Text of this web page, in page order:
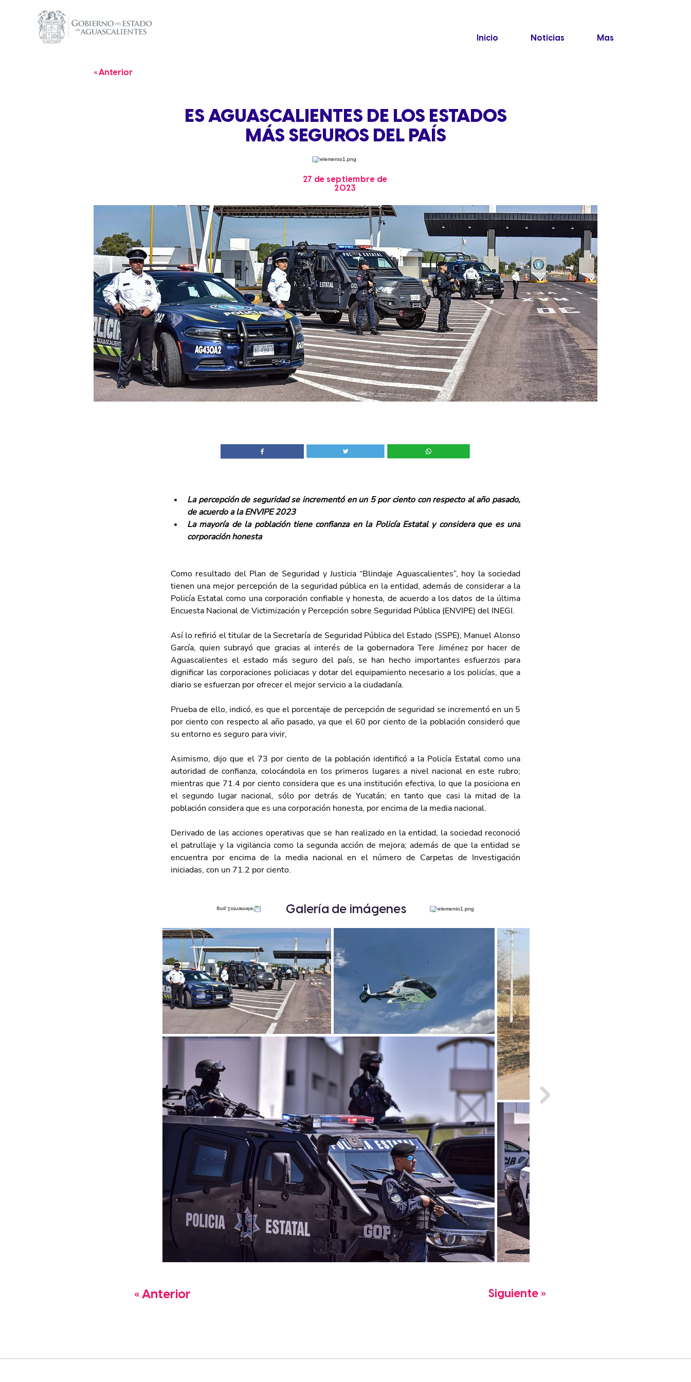
Inicio Noticias Mas
« Anterior
ES AGUASCALIENTES DE LOS ESTADOS
MÁS SEGUROS DEL PAÍS
27 de septiembre de
2023
La percepción de seguridad se incrementó en un 5 por ciento con respecto al año pasado,
de acuerdo a la ENVIPE 2023
La mayoría de la población tiene confianza en la Policía Estatal y considera que es una
corporación honesta
Como resultado del Plan de Seguridad y Justicia “Blindaje Aguascalientes”, hoy la sociedad
tienen una mejor percepción de la seguridad pública en la entidad, además de considerar a la
Policía Estatal como una corporación confiable y honesta, de acuerdo a los datos de la última
Encuesta Nacional de Victimización y Percepción sobre Seguridad Pública (ENVIPE) del INEGI.
Así lo refirió el titular de la Secretaría de Seguridad Pública del Estado (SSPE), Manuel Alonso
García, quien subrayó que gracias al interés de la gobernadora Tere Jiménez por hacer de
Aguascalientes el estado más seguro del país, se han hecho importantes esfuerzos para
dignificar las corporaciones policiacas y dotar del equipamiento necesario a los policías, que a
diario se esfuerzan por ofrecer el mejor servicio a la ciudadanía.
Prueba de ello, indicó, es que el porcentaje de percepción de seguridad se incrementó en un 5
por ciento con respecto al año pasado, ya que el 60 por ciento de la población consideró que
su entorno es seguro para vivir,
Asimismo, dijo que el 73 por ciento de la población identificó a la Policía Estatal como una
autoridad de confianza, colocándola en los primeros lugares a nivel nacional en este rubro;
mientras que 71.4 por ciento considera que es una institución efectiva, lo que la posiciona en
el segundo lugar nacional, sólo por detrás de Yucatán; en tanto que casi la mitad de la
población considera que es una corporación honesta, por encima de la media nacional.
Derivado de las acciones operativas que se han realizado en la entidad, la sociedad reconoció
el patrullaje y la vigilancia como la segunda acción de mejora; además de que la entidad se
encuentra por encima de la media nacional en el número de Carpetas de Investigación
iniciadas, con un 71.2 por ciento.
Galería de imágenes
« Anterior Siguiente »